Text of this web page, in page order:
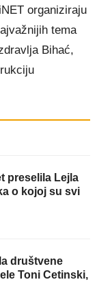
organiziraju
tema
Bihać,
preselila Lejla
o kojoj su svi
društvene
Toni Cetinski,